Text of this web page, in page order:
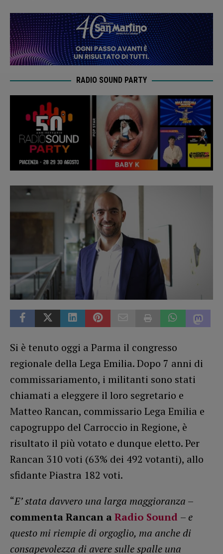
RADIO SOUND PARTY
Si è tenuto oggi a Parma il congresso
regionale della Lega Emilia. Dopo 7 anni di
commissariamento, i militanti sono stati
chiamati a eleggere il loro segretario e
Matteo Rancan, commissario Lega Emilia e
capogruppo del Carroccio in Regione, è
risultato il più votato e dunque eletto. Per
Rancan 310 voti (63% dei 492 votanti), allo
sfidante Piastra 182 voti.
“E’ stata davvero una larga maggioranza –
commenta Rancan aRadio Sound – e
questo mi riempie di orgoglio, ma anche di
consapevolezza di avere sulle spalle una